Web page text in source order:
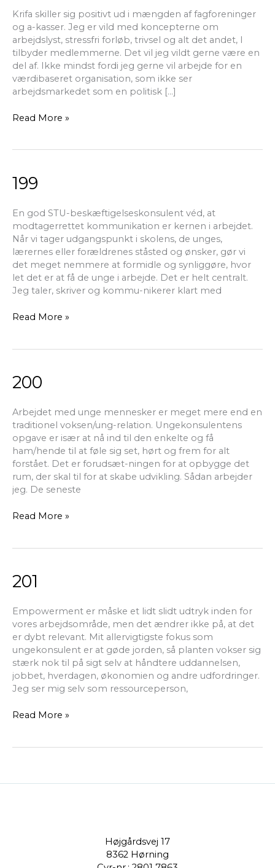
Krifa skiller sig positivt ud i mængden af fagforeninger
og a-kasser. Jeg er vild med koncepterne om
arbejdslyst, stressfri forløb, trivsel og alt det andet, I
tilbyder medlemmerne. Det vil jeg vildt gerne være en
del af. Ikke mindst fordi jeg gerne vil arbejde for en
værdibaseret organisation, som ikke ser
arbejdsmarkedet som en politisk […]
Read More »
199
En god STU-beskæftigelseskonsulent véd, at
modtagerrettet kommunikation er kernen i arbejdet.
Når vi tager udgangspunkt i skolens, de unges,
lærernes eller forældrenes ståsted og ønsker, gør vi
det meget nemmere at formidle og synliggøre, hvor
let det er at få de unge i arbejde. Det er helt centralt.
Jeg taler, skriver og kommu-nikerer klart med
199
Read More »
200
Arbejdet med unge mennesker er meget mere end en
traditionel voksen/ung-relation. Ungekonsulentens
opgave er især at nå ind til den enkelte og få
ham/hende til at føle sig set, hørt og frem for alt
forstået. Det er forudsæt-ningen for at opbygge det
rum, der skal til for at skabe udvikling. Sådan arbejder
jeg. De seneste
200
Read More »
201
Empowerment er måske et lidt slidt udtryk inden for
vores arbejdsområde, men det ændrer ikke på, at det
er dybt relevant. Mit allervigtigste fokus som
ungekonsulent er at gøde jorden, så planten vokser sig
stærk nok til på sigt selv at håndtere uddannelsen,
jobbet, hverdagen, økonomien og andre udfordringer.
Jeg ser mig selv som ressourceperson,
201
Read More »
Højgårdsvej 17
8362 Hørning